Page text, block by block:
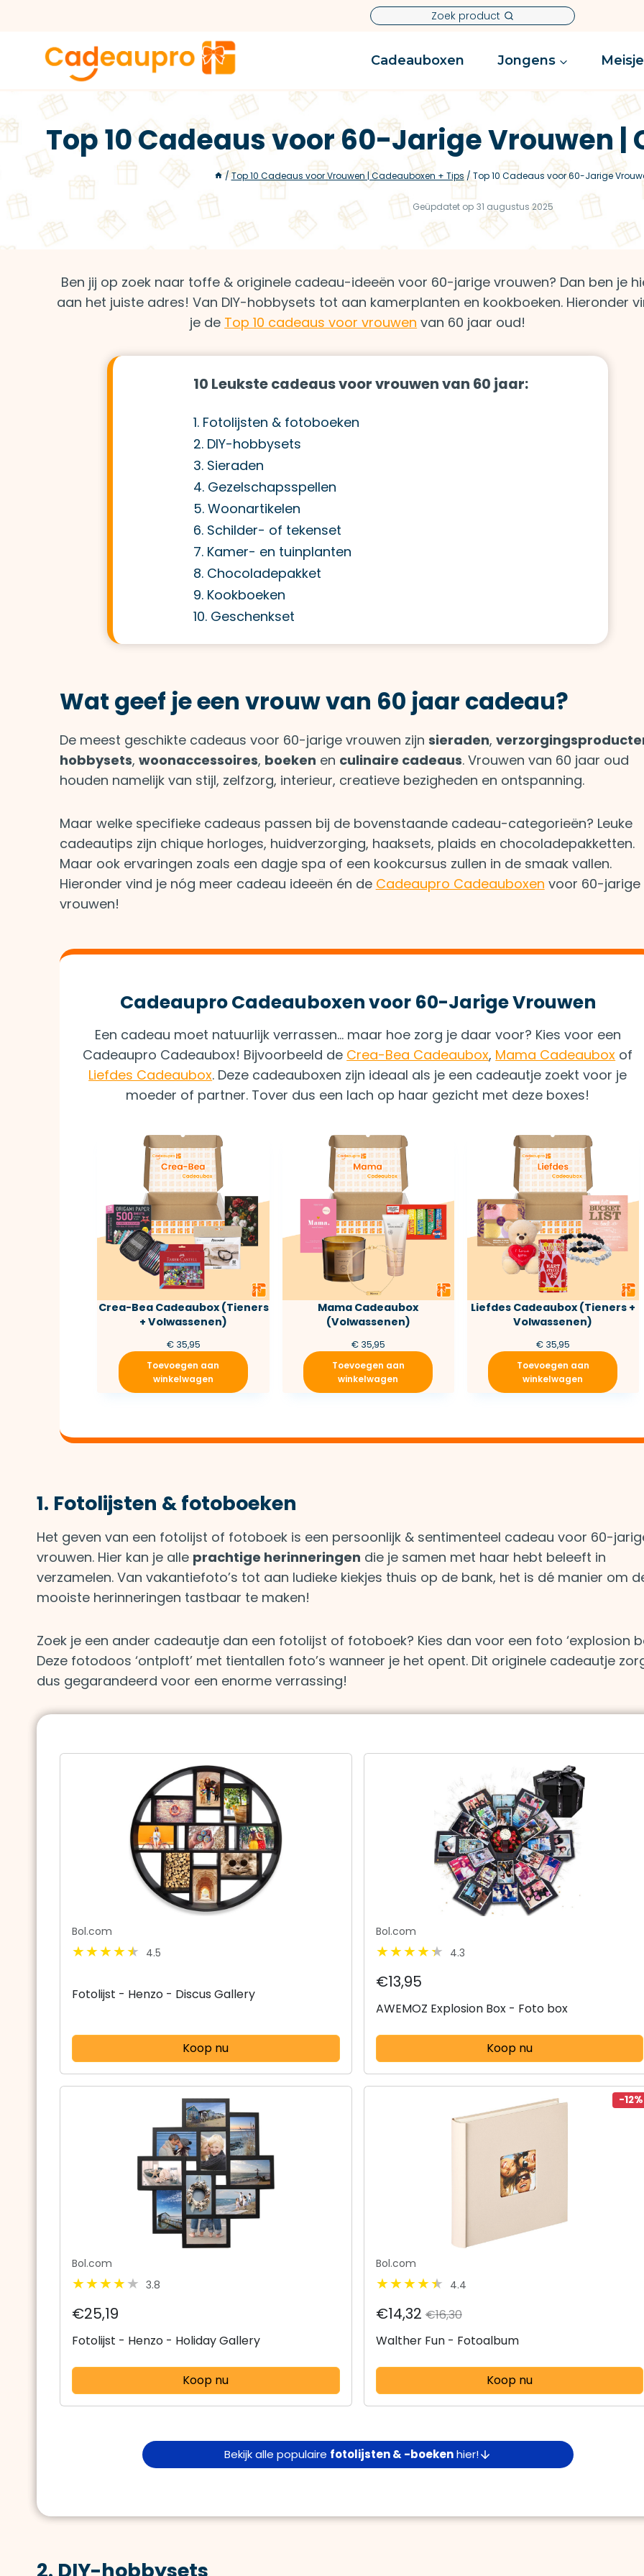
Zoek product
Cadeauboxen Jongens
Top 10 Cadeaus voor 60-Jarige Vrouwen |
/Top 10 Cadeaus voor Vrouwen | Cadeauboxen + Tips / Top 10 Cadeaus voor 60-Jarige
Geüpdatet op 31 augustus 2025
Ben jij op zoek naar toffe & originele cadeau-ideeën voor 60-jarige vrouwen? Dan ben je
aan het juiste adres! Van DIY-hobbysets tot aan kamerplanten en kookboeken. Hieronder
je de Top 10 cadeaus voor vrouwen van 60 jaar oud!
10 Leukste cadeaus voor vrouwen van 60 jaar:
1. Fotolijsten & fotoboeken
2. DIY-hobbysets
3. Sieraden
4. Gezelschapsspellen
5. Woonartikelen
6. Schilder- of tekenset
7. Kamer- en tuinplanten
8. Chocoladepakket
9. Kookboeken
10. Geschenkset
Wat geef je een vrouw van 60 jaar cadeau?
De meest geschikte cadeaus voor 60-jarige vrouwen zijn sieraden,
hobbysets, woonaccessoires, boeken en culinaire cadeaus. Vrouwen van 60 jaar oud
houden namelijk van stijl, zelfzorg, interieur, creatieve bezigheden en ontspanning.
Maar welke specifieke cadeaus passen bij de bovenstaande cadeau-categorieën? Leuke
cadeautips zijn chique horloges, huidverzorging, haaksets, plaids en chocoladepakketten.
Maar ook ervaringen zoals een dagje spa of een kookcursus zullen in de smaak vallen.
Hieronder vind je nóg meer cadeau ideeën én de Cadeaupro Cadeauboxen voor 60-jarige
vrouwen!
Cadeaupro Cadeauboxen voor 60-Jarige Vrouwen
Een cadeau moet natuurlijk verrassen… maar hoe zorg je daar voor? Kies voor een
Cadeaupro Cadeaubox! Bijvoorbeeld de Crea-Bea Cadeaubox, Mama Cadeaubox of
Liefdes Cadeaubox. Deze cadeauboxen zijn ideaal als je een cadeautje zoekt voor je
moeder of partner. Tover dus een lach op haar gezicht met deze boxes!
Crea-Bea Cadeaubox (Tieners
+ Volwassenen)
€35,95
Toevoegen aan
winkelwagen
Mama Cadeaubox
(Volwassenen)
€35,95
Toevoegen aan
winkelwagen
Liefdes Cadeaubox (Tieners +
Volwassenen)
€35,95
Toevoegen aan
winkelwagen
1. Fotolijsten & fotoboeken
Het geven van een fotolijst of fotoboek is een persoonlijk & sentimenteel cadeau voor 60-
vrouwen. Hier kan je alle prachtige herinneringen die je samen met haar hebt beleeft in
verzamelen. Van vakantiefoto’s tot aan ludieke kiekjes thuis op de bank, het is dé manier om
mooiste herinneringen tastbaar te maken!
Zoek je een ander cadeautje dan een fotolijst of fotoboek? Kies dan voor een foto ‘explosion
Deze fotodoos ‘ontploft’ met tientallen foto’s wanneer je het opent. Dit originele cadeautje
dus gegarandeerd voor een enorme verrassing!
Bol.com
4.5
Fotolijst - Henzo - Discus Gallery
Koop nu
Bol.com
4.3
€13,95
AWEMOZ Explosion Box - Foto box
Koop nu
Bol.com
3.8
€25,19
Fotolijst - Henzo - Holiday Gallery
Koop nu
-12%
Bol.com
4.4
€14,32€16,30
Walther Fun - Fotoalbum
Koop nu
Bekijk alle populaire fotolijsten & -boekenhier!